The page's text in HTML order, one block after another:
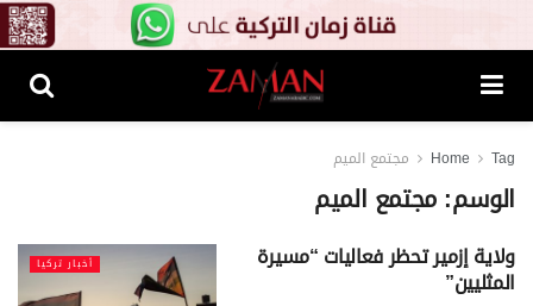
Home Tag مجتمع الميم
الوسم:مجتمع الميم
أخبار تركيا ولاية إزمير تحظر فعاليات “مسيرة
المثليين”